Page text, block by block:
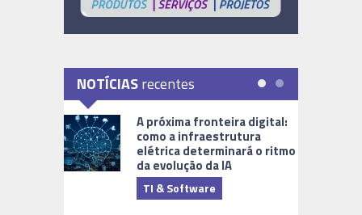
NOTÍCIASrecentes
A próxima fronteira digital:
como a infraestrutura
elétrica determinará o ritmo
da evolução da IA
TI & Software